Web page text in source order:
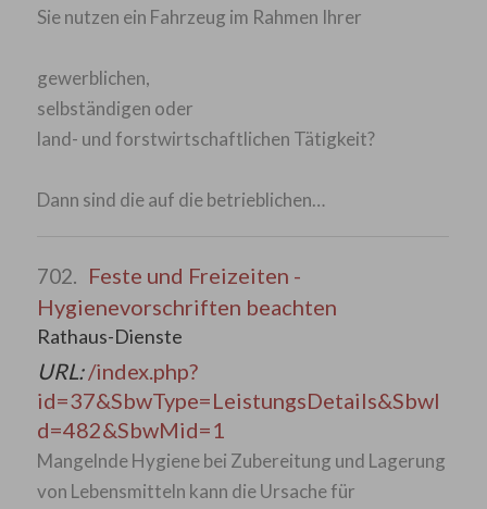
Sie nutzen ein Fahrzeug im Rahmen Ihrer
gewerblichen,
selbständigen oder
land- und forstwirtschaftlichen Tätigkeit?
Dann sind die auf die betrieblichen…
702. Feste und Freizeiten -
Hygienevorschriften beachten
Rathaus-Dienste
URL:/index.php?
id=37&SbwType=LeistungsDetails&SbwI
d=482&SbwMid=1
Mangelnde Hygiene bei Zubereitung und Lagerung
von Lebensmitteln kann die Ursache für